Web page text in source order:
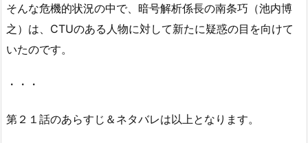
そんな危機的状況の中で、暗号解析係長の南条巧（池内博
之）は、CTUのある人物に対して新たに疑惑の目を向けて
いたのです。
・・・
第２１話のあらすじ＆ネタバレは以上となります。